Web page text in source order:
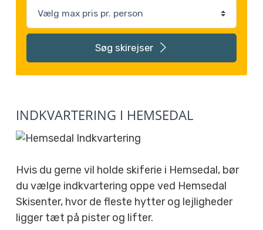
Søg skirejser
INDKVARTERING I HEMSEDAL
Hvis du gerne vil holde skiferie i Hemsedal, bør
du vælge indkvartering oppe ved Hemsedal
Skisenter, hvor de fleste hytter og lejligheder
ligger tæt på pister og lifter.